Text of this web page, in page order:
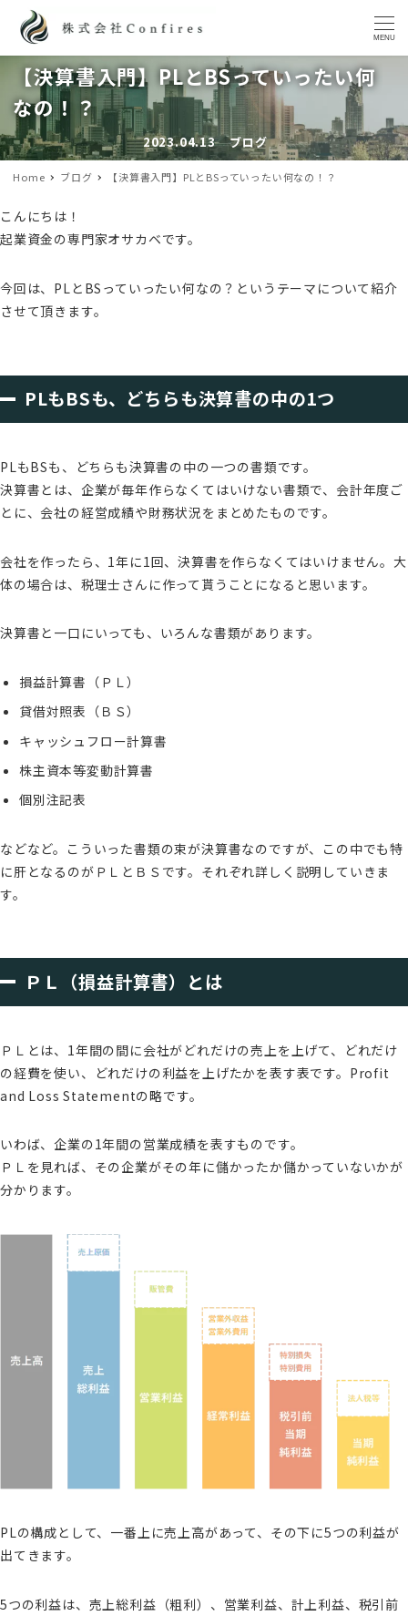
MENU
【決算書入門】PLとBSっていったい何
なの！？
投稿日
2023.04.13
カテゴリー
ブログ
Home ブログ 【決算書入門】PLとBSっていったい何なの！？
こんにちは！
起業資金の専門家オサカベです。
今回は、PLとBSっていったい何なの？というテーマについて紹介
させて頂きます。
PLもBSも、どちらも決算書の中の1つ
PLもBSも、どちらも決算書の中の一つの書類です。
決算書とは、企業が毎年作らなくてはいけない書類で、会計年度ご
とに、会社の経営成績や財務状況をまとめたものです。
会社を作ったら、1年に1回、決算書を作らなくてはいけません。大
体の場合は、税理士さんに作って貰うことになると思います。
決算書と一口にいっても、いろんな書類があります。
損益計算書（ＰＬ）
貸借対照表（ＢＳ）
キャッシュフロー計算書
株主資本等変動計算書
個別注記表
などなど。こういった書類の束が決算書なのですが、この中でも特
に肝となるのがＰＬとＢＳです。それぞれ詳しく説明していきま
す。
ＰＬ（損益計算書）とは
ＰＬとは、1年間の間に会社がどれだけの売上を上げて、どれだけ
の経費を使い、どれだけの利益を上げたかを表す表です。Profit
and Loss Statementの略です。
いわば、企業の1年間の営業成績を表すものです。
ＰＬを見れば、その企業がその年に儲かったか儲かっていないかが
分かります。
PLの構成として、一番上に売上高があって、その下に5つの利益が
出てきます。
5つの利益は、売上総利益（粗利）、営業利益、計上利益、税引前